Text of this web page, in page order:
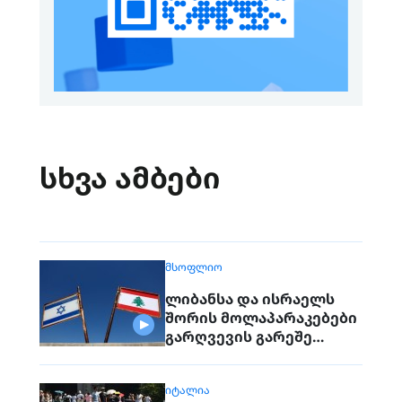
სხვა ამბები
ᲛᲡᲝᲤᲚᲘᲝ
ლიბანსა და ისრაელს
შორის მოლაპარაკებები
გარღვევის გარეშე
სექტემბერს შეხვდებიან
ᲘᲢᲐᲚᲘᲐ